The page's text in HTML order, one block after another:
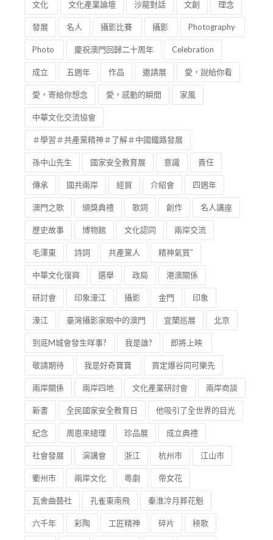
文化 文化產業論壇 沙龍對話 文創 理念
發展 名人 攝影比賽 攝影 Photography
Photo 慶祝澳門回歸二十周年 Celebration
成立 五週年 作品 邀請展 愛，說給你看
愛，寄給你想念 愛，感動的瞬間 家風
中華文化交流協會
＃學習＃共產黨精神＃了解＃中國鐵路發展
孫中山先生 國家安全教育展 意識 責任
傳承 國共兩岸 經貿 介紹會 四週年
澳門之歌 頒獎典禮 歌詞 創作 名人講座
歷史故事 博物館 文化認同 兩岸交流
毛澤東 詩詞 共產黨人 精神氣質”
中華文化復興 選舉 政局 港澳關係
研討會 印象濠江 攝影 金門 印象
濠江 臺灣攝影家眼中的澳門 宜蘭巡展 北京
到底M城會發生咩事? 我是誰? 即將上映
敬請期待 我是好奇寶寶 買定爆谷同可樂先
兩岸關係 兩岸四地 文化產業研討會 兩岸商談
新書 全民國家安全教育日 他吸引了全世界的目光
紀念 周恩來總理 珍品展 成立典禮
社會發展 演講會 浙江 杭州市 江山市
衢州市 兩岸文化 粵劇 帝女花
瓦舍曲藝社 孔雀東南飛 秦淮冷月葬花魁
六千年 彩陶 工匠精神 碎片 秧歌